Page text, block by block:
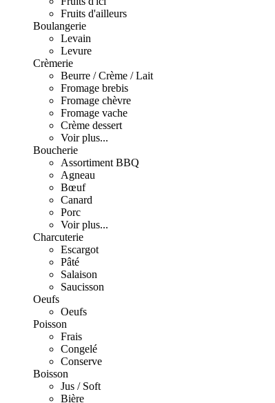
Fruits d'ailleurs
Boulangerie
Levain
Levure
Crèmerie
Beurre / Crème / Lait
Fromage brebis
Fromage chèvre
Fromage vache
Crème dessert
Voir plus...
Boucherie
Assortiment BBQ
Agneau
Bœuf
Canard
Porc
Voir plus...
Charcuterie
Escargot
Pâté
Salaison
Saucisson
Oeufs
Oeufs
Poisson
Frais
Congelé
Conserve
Boisson
Jus / Soft
Bière